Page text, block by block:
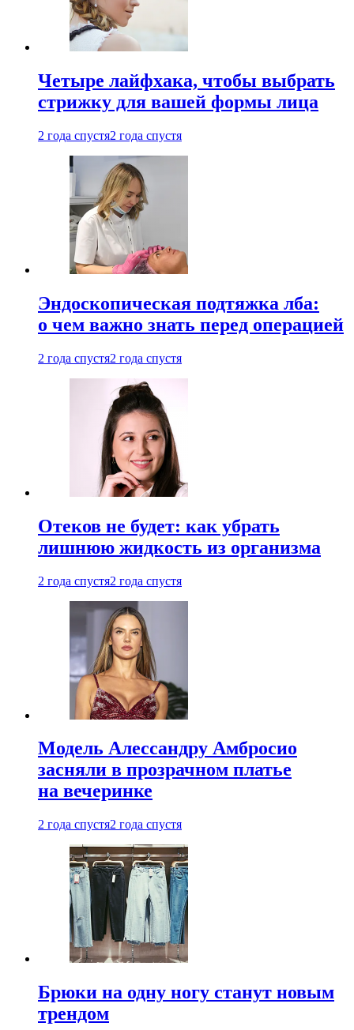
Четыре лайфхака, чтобы выбрать
стрижку для вашей формы лица
2 года спустя2 года спустя
Эндоскопическая подтяжка лба:
о чем важно знать перед операцией
2 года спустя2 года спустя
Отеков не будет: как убрать
лишнюю жидкость из организма
2 года спустя2 года спустя
Модель Алессандру Амбросио
засняли в прозрачном платье
на вечеринке
2 года спустя2 года спустя
Брюки на одну ногу станут новым
трендом